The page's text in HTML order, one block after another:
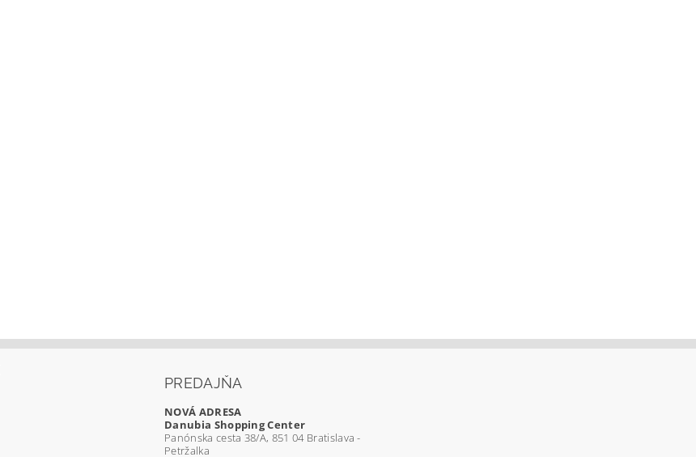
PREDAJŇA
NOVÁ ADRESA
Danubia Shopping Center
Panónska cesta 38/A, 851 04 Bratislava -
Petržalka